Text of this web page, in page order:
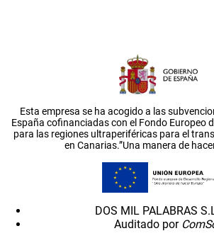
Esta empresa se ha acogido a las
España cofinanciadas con el Fondo Europeo
para las regiones ultraperiféricas para el
en Canarias.”Una manera de
DOS MIL PALABRAS
Auditado por